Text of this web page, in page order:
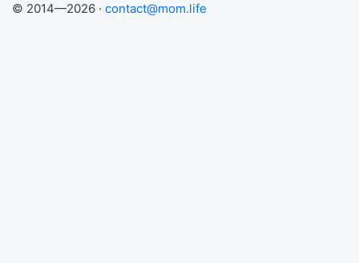
© 2014—2026 · contact@mom.life